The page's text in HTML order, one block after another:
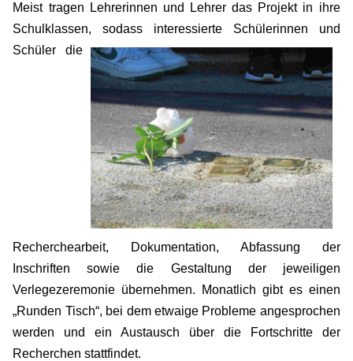
Meist tragen Lehrerinnen und Lehrer das Projekt in ihre
Schulklassen, sodass interessierte Schülerinnen und
Schüler die
Recherchearbeit, Dokumentation, Abfassung der
Inschriften sowie die Gestaltung der jeweiligen
Verlegezeremonie übernehmen. Monatlich gibt es einen
„Runden Tisch“, bei dem etwaige Probleme angesprochen
werden und ein Austausch über die Fortschritte der
Recherchen stattfindet.